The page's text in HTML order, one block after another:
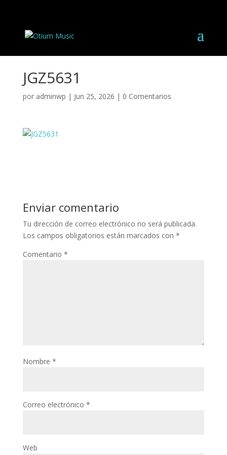
JGZ5631
por adminwp | Jun 25, 2026 | 0 Comentarios
Enviar comentario
Tu dirección de correo electrónico no será publicada.
Los campos obligatorios están marcados con *
Comentario *
Nombre *
Correo electrónico *
Web